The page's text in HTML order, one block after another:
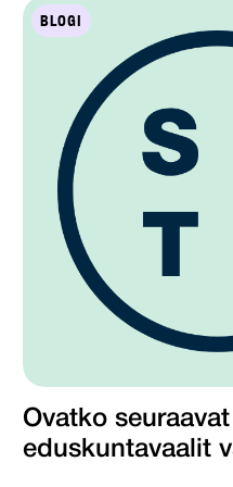
BLOGI
Ovatko seuraavat
eduskuntavaalit